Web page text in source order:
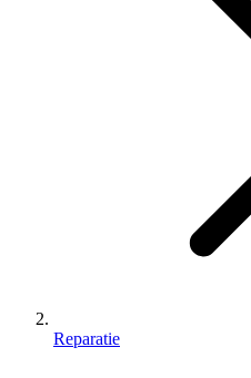
Reparatie